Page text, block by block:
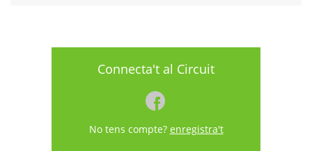
Connecta't al Circuit
No tens compte? enregistra't